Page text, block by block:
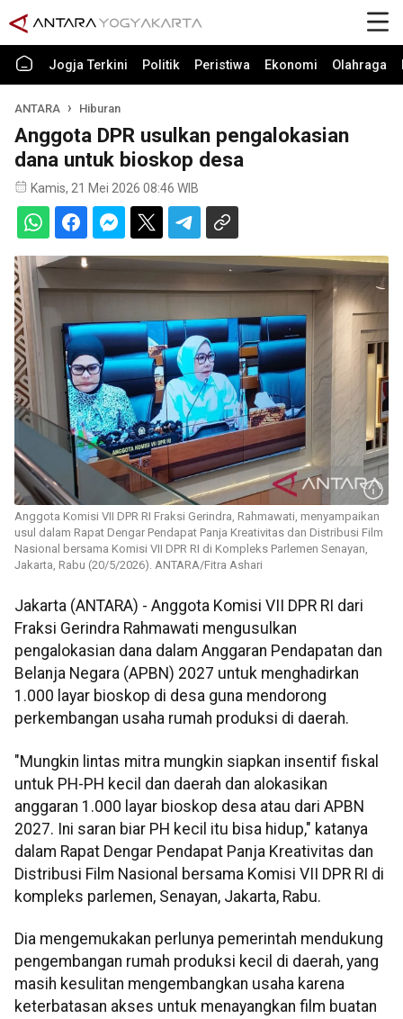
Jogja Terkini Politik Peristiwa Ekonomi Olahraga
ANTARA Hiburan
Anggota DPR usulkan pengalokasian
dana untuk bioskop desa
Kamis, 21 Mei 2026 08:46 WIB
Anggota Komisi VII DPR RI Fraksi Gerindra, Rahmawati, menyampaikan
usul dalam Rapat Dengar Pendapat Panja Kreativitas dan Distribusi Film
Nasional bersama Komisi VII DPR RI di Kompleks Parlemen Senayan,
Jakarta, Rabu (20/5/2026). ANTARA/Fitra Ashari
Jakarta (ANTARA) - Anggota Komisi VII DPR RI dari
Fraksi Gerindra Rahmawati mengusulkan
pengalokasian dana dalam Anggaran Pendapatan dan
Belanja Negara (APBN) 2027 untuk menghadirkan
1.000 layar bioskop di desa guna mendorong
perkembangan usaha rumah produksi di daerah.
"Mungkin lintas mitra mungkin siapkan insentif fiskal
untuk PH-PH kecil dan daerah dan alokasikan
anggaran 1.000 layar bioskop desa atau dari APBN
2027. Ini saran biar PH kecil itu bisa hidup," katanya
dalam Rapat Dengar Pendapat Panja Kreativitas dan
Distribusi Film Nasional bersama Komisi VII DPR RI di
kompleks parlemen, Senayan, Jakarta, Rabu.
Dia mengemukakan perlunya pemerintah mendukung
pengembangan rumah produksi kecil di daerah, yang
masih kesulitan mengembangkan usaha karena
keterbatasan akses untuk menayangkan film buatan